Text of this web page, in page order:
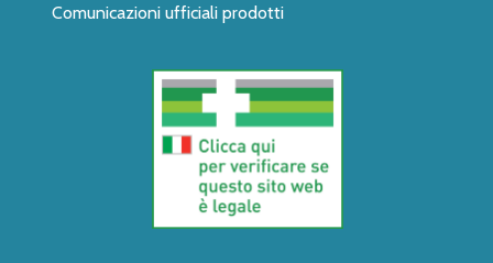
Comunicazioni ufficiali prodotti